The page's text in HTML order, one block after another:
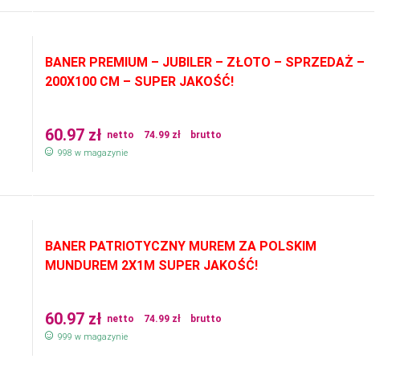
BANER PREMIUM – JUBILER – ZŁOTO – SPRZEDAŻ –
200X100 CM – SUPER JAKOŚĆ!
60.97 zł netto 74.99 zł brutto
998 w magazynie
BANER PATRIOTYCZNY MUREM ZA POLSKIM
MUNDUREM 2X1M SUPER JAKOŚĆ!
60.97 zł netto 74.99 zł brutto
999 w magazynie